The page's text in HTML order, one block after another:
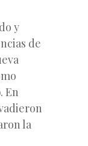
y
de
. En
la